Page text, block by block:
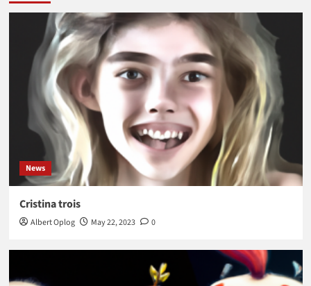
News
Cristina trois
Albert Oplog May 22, 2023 0